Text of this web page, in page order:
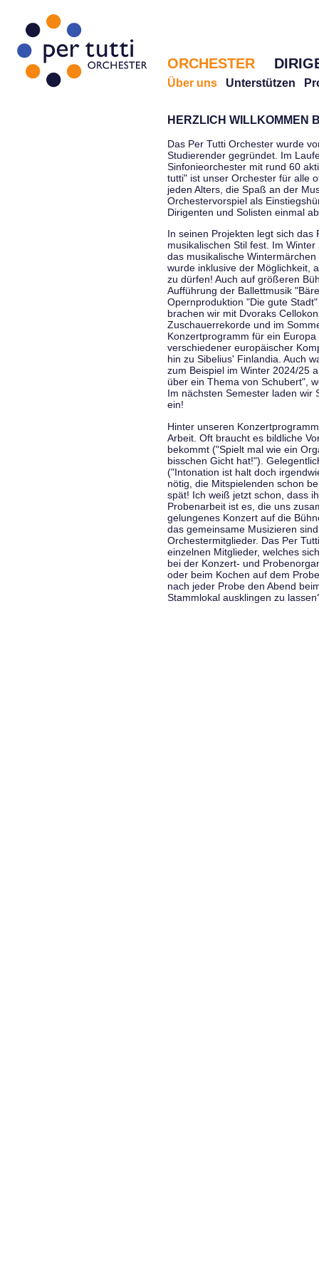
ORCHESTER
Über uns Unterstützen
HERZLICH WILLKOMMEN
Das Per Tutti Orchester wurde
Studierender gegründet. Im
Sinfonieorchester mit rund 60
tutti" ist unser Orchester für alle
jeden Alters, die Spaß an der
Orchestervorspiel als
Dirigenten und Solisten einmal
In seinen Projekten legt sich das
musikalischen Stil fest. Im
das musikalische
wurde inklusive der Möglichkeit,
zu dürfen! Auch auf größeren
Aufführung der Ballettmusik
Opernproduktion "Die gute
brachen wir mit Dvoraks
Zuschauerrekorde und im
Konzertprogramm für ein
verschiedener europäischer
hin zu Sibelius' Finlandia. Auch
zum Beispiel im Winter 2024/25
über ein Thema von Schubert",
Im nächsten Semester laden wir
ein!
Hinter unseren
Arbeit. Oft braucht es bildliche
bekommt ("Spielt mal wie ein
bisschen Gicht hat!").
("Intonation ist halt doch
nötig, die Mitspielenden schon
spät! Ich weiß jetzt schon, dass
Probenarbeit ist es, die uns
gelungenes Konzert auf die
das gemeinsame Musizieren
Orchestermitglieder. Das Per
einzelnen Mitglieder, welches
bei der Konzert- und
oder beim Kochen auf dem
nach jeder Probe den Abend
Stammlokal ausklingen zu